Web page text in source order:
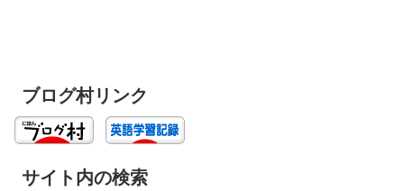
ブログ村リンク
サイト内の検索